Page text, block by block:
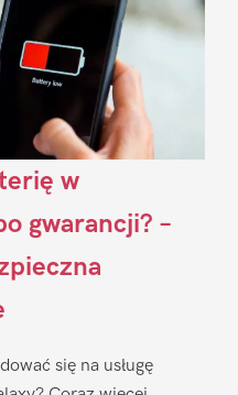
w
gwarancji? –
się na usługę